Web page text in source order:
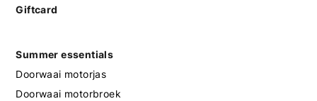
Giftcard
Summer essentials
Doorwaai motorjas
Doorwaai motorbroek